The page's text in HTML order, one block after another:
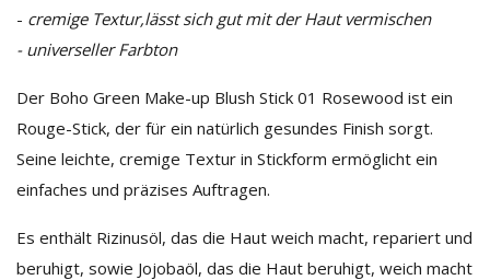
- cremige Textur,lässt sich gut mit der Haut vermischen
- universeller Farbton
Der Boho Green Make-up Blush Stick 01 Rosewood ist ein
Rouge-Stick, der für ein natürlich gesundes Finish sorgt.
Seine leichte, cremige Textur in Stickform ermöglicht ein
einfaches und präzises Auftragen.
Es enthält Rizinusöl, das die Haut weich macht, repariert und
beruhigt, sowie Jojobaöl, das die Haut beruhigt, weich macht